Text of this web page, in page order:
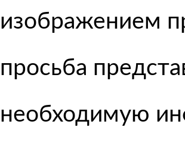
изображением
просьба
необходимую